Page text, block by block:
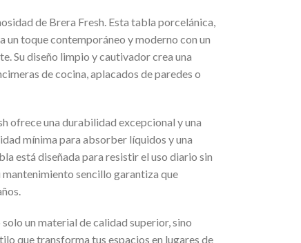
de Brera Fresh. Esta tabla porcelánica,
un toque contemporáneo y moderno con un
Su diseño limpio y cautivador crea una
de cocina, aplacados de paredes o
ofrece una durabilidad excepcional y una
mínima para absorber líquidos y una
está diseñada para resistir el uso diario sin
sencillo garantiza que
un material de calidad superior, sino
que transforma tus espacios en lugares de